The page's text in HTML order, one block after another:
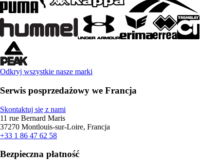
Odkryj wszystkie nasze marki
Serwis posprzedażowy we Francja
Skontaktuj się z nami
11 rue Bernard Maris
37270 Montlouis-sur-Loire, Francja
+33 1 86 47 62 58
Bezpieczna płatność